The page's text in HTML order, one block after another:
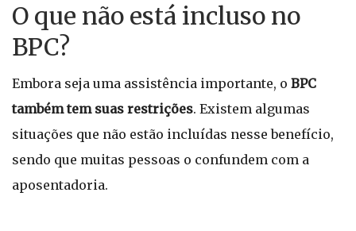
O que não está incluso no
BPC?
Embora seja uma assistência importante, o BPC
também tem suas restrições. Existem algumas
situações que não estão incluídas nesse benefício,
sendo que muitas pessoas o confundem com a
aposentadoria.